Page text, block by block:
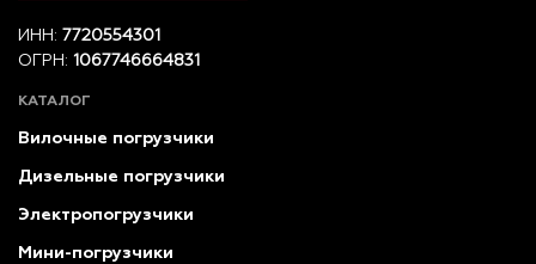
ИНН: 7720554301
ОГРН: 1067746664831
КАТАЛОГ
Вилочные погрузчики
Дизельные погрузчики
Электропогрузчики
Мини-погрузчики